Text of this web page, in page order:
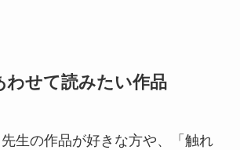
わせて読みたい作品
生の作品が好きな方や、「触れ